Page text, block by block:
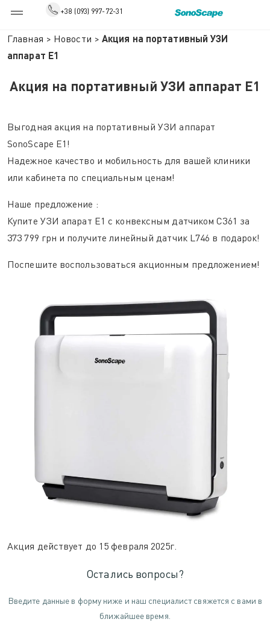
+38 (093) 997-72-31
Главная > Новости >Акция на портативный УЗИ
аппарат Е1
Акция на портативный УЗИ аппарат Е1
Выгодная акция на портативный УЗИ аппарат
SonoScape E1!
Надежное качество и мобильность для вашей клиники
или кабинета по специальным ценам!
Наше предложение :
Купите УЗИ апарат Е1 с конвексным датчиком C361 за
373 799 грн и получите линейный датчик L746 в подарок!
Поспешите воспользоваться акционным предложением!
Акция действует до 15 февраля 2025г.
Остались вопросы?
Введите данные в форму ниже и наш специалист свяжется с вами в
ближайшее время.